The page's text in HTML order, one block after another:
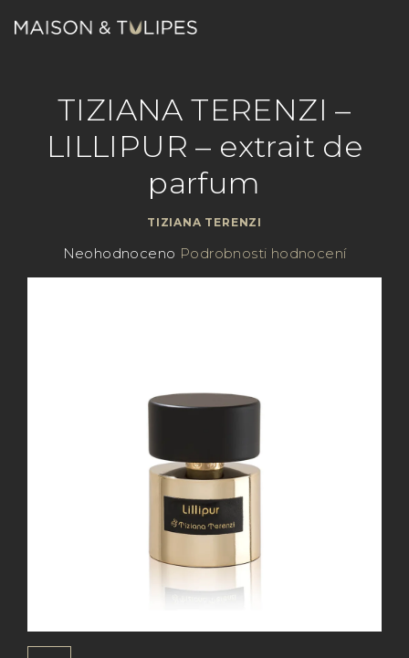
na
košík
TIZIANA TERENZI –
LILLIPUR – extrait de
parfum
TIZIANA TERENZI
Průměrné
Neohodnoceno Podrobnosti hodnocení